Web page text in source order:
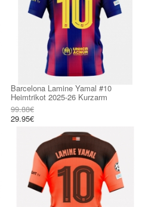
Barcelona Lamine Yamal #10
Heimtrikot 2025-26 Kurzarm
99.88€
29.95€